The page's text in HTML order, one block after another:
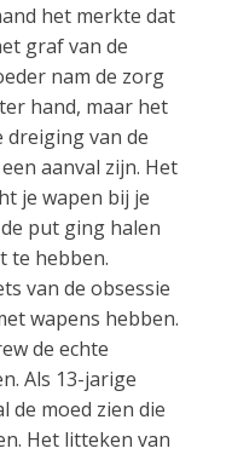
het merkte dat
graf van de
nam de zorg
hand, maar het
dreiging van de
aanval zijn. Het
je wapen bij je
put ging halen
te hebben.
van de obsessie
wapens hebben.
de echte
Als 13-jarige
de moed zien die
Het litteken van